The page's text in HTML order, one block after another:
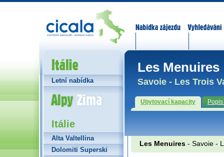
Les Menuires
Savoie - Les Trois
Ubytovací kapacity
Les Menuires - Savoie -
Itálie
Letní nabídka
Alpy Zima
Itálie
Alta Valtellina
Dolomiti Superski